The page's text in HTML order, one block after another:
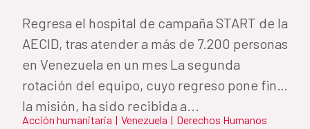
Regresa el hospital de campaña START de la
AECID, tras atender a más de 7.200 personas
en Venezuela en un mes La segunda
rotación del equipo, cuyo regreso pone fin a
la misión, ha sido recibida a...
Acción humanitaria | Venezuela | Derechos Humanos